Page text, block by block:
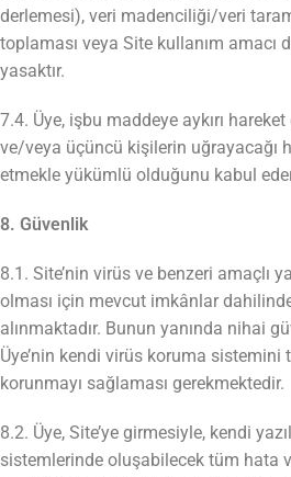
derlemesi), veri madenciliği/veri
toplaması veya Site kullanım amacı
yasaktır.
7.4. Üye, işbu maddeye aykırı
ve/veya üçüncü kişilerin uğrayacağı
etmekle yükümlü olduğunu kabul
8. Güvenlik
8.1. Site’nin virüs ve benzeri amaçlı
olması için mevcut imkânlar
alınmaktadır. Bunun yanında nihai
Üye’nin kendi virüs koruma sistemini
korunmayı sağlaması gerekmektedir.
8.2. Üye, Site’ye girmesiyle, kendi
sistemlerinde oluşabilecek tüm hata